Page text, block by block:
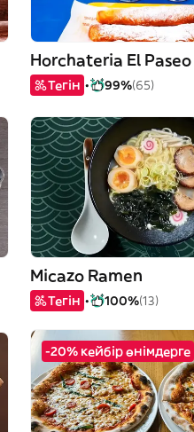
Horchateria El Paseo
Тегін 99%(65)
Micazo Ramen
Тегін 100%(13)
-20% кейбір өнімдерге